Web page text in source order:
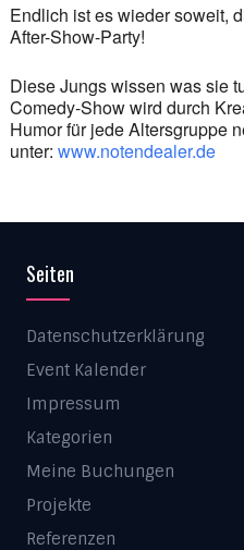
Endlich ist es wieder soweit,
After-Show-Party!
Diese Jungs wissen was sie
Comedy-Show wird durch
Humor für jede Altersgruppe
unter: www.notendealer.de
Seiten
Datenschutzerklärung
Event Kalender
Impressum
Kategorien
Meine Buchungen
Projekte
Referenzen